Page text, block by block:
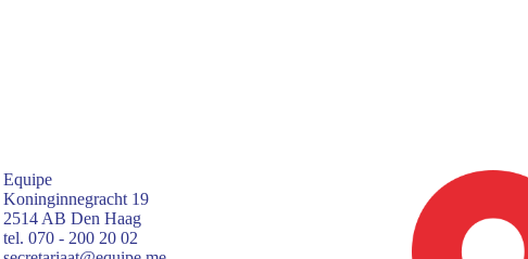
Equipe
Koninginnegracht 19
2514 AB Den Haag
tel. 070 - 200 20 02